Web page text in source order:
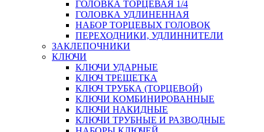
ГОЛОВКА ТОРЦЕВАЯ 1/4
ГОЛОВКА УДЛИНЕННАЯ
НАБОР ТОРЦЕВЫХ ГОЛОВОК
ПЕРЕХОДНИКИ, УДЛИННИТЕЛИ
ЗАКЛЕПОЧНИКИ
КЛЮЧИ
КЛЮЧИ УДАРНЫЕ
КЛЮЧ ТРЕЩЕТКА
КЛЮЧ ТРУБКА (ТОРЦЕВОЙ)
КЛЮЧИ КОМБИНИРОВАННЫЕ
КЛЮЧИ НАКИДНЫЕ
КЛЮЧИ ТРУБНЫЕ И РАЗВОДНЫЕ